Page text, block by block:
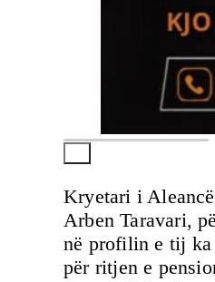
Kryetari i
Arben Taravari,
në profilin e tij ka
për ritjen e